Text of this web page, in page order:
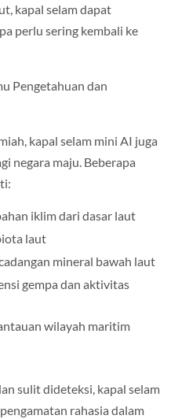
kapal selam dapat
perlu sering kembali ke
Pengetahuan dan
kapal selam mini AI juga
negara maju. Beberapa
iklim dari dasar laut
laut
mineral bawah laut
gempa dan aktivitas
wilayah maritim
sulit dideteksi, kapal selam
rahasia dalam